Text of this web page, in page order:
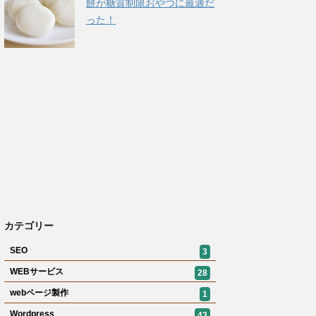
餅が糖質制限おやつに最適だ
った！
カテゴリー
SEO
3
WEBサービス
28
webページ製作
1
Wordpress